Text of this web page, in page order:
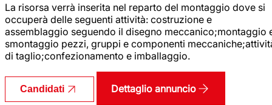
La risorsa verrà inserita nel reparto del montaggio dove si
occuperà delle seguenti attività: costruzione e
assemblaggio seguendo il disegno meccanico;montaggio
smontaggio pezzi, gruppi e componenti
di taglio;confezionamento e imballaggio.
Candidati Dettaglio annuncio